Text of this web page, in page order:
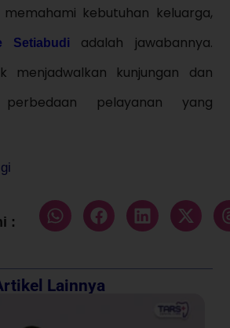
kebutuhan keluarga,
Setiabudi
adalah jawabannya.
menjadwalkan kunjungan dan
pelayanan yang
:
Lainnya